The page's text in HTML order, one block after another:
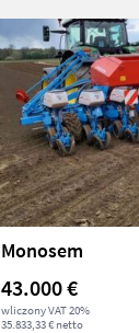
Monosem
43.000 €
wliczony VAT 20%
35.833,33 € netto